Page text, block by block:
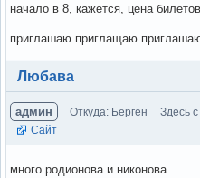
начало в 8, кажется, цена
приглашаю приглащаю
Вне форума
Любава
админ Откуда: Берген Здесь
Сайт
много родионова и никонова